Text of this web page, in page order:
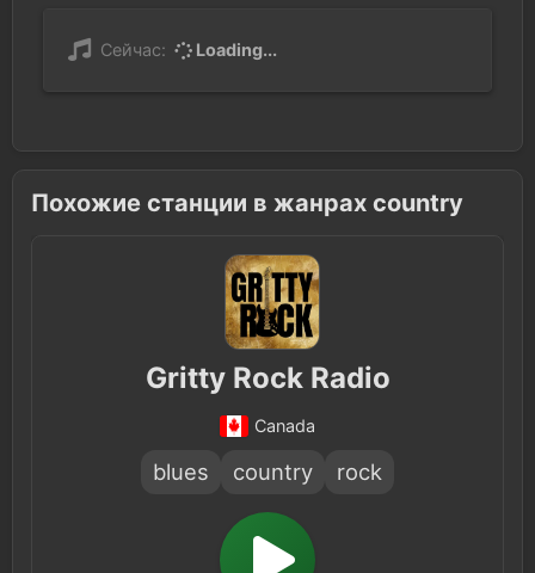
Сейчас: Loading...
Похожие станции в жанрах country
Gritty Rock Radio
Canada
blues country rock